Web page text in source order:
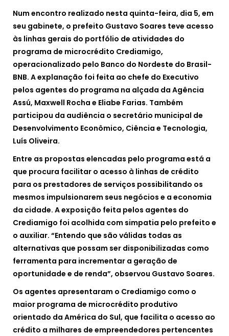
Num encontro realizado nesta quinta-feira, dia 5, em
seu gabinete, o prefeito Gustavo Soares teve acesso
às linhas gerais do portfólio de atividades do
programa de microcrédito Crediamigo,
operacionalizado pelo Banco do Nordeste do Brasil-
BNB. A explanação foi feita ao chefe do Executivo
pelos agentes do programa na alçada da Agência
Assú, Maxwell Rocha e Eliabe Farias. Também
participou da audiência o secretário municipal de
Desenvolvimento Econômico, Ciência e Tecnologia,
Luís Oliveira.
Entre as propostas elencadas pelo programa está a
que procura facilitar o acesso à linhas de crédito
para os prestadores de serviços possibilitando os
mesmos impulsionarem seus negócios e a economia
da cidade. A exposição feita pelos agentes do
Crediamigo foi acolhida com simpatia pelo prefeito e
o auxiliar. “Entendo que são válidas todas as
alternativas que possam ser disponibilizadas como
ferramenta para incrementar a geração de
oportunidade e de renda”, observou Gustavo Soares.
Os agentes apresentaram o Crediamigo como o
maior programa de microcrédito produtivo
orientado da América do Sul, que facilita o acesso ao
crédito a milhares de empreendedores pertencentes